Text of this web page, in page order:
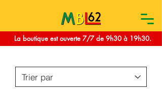
La boutique est ouverte 7/7 de 9h30 à 19h30.